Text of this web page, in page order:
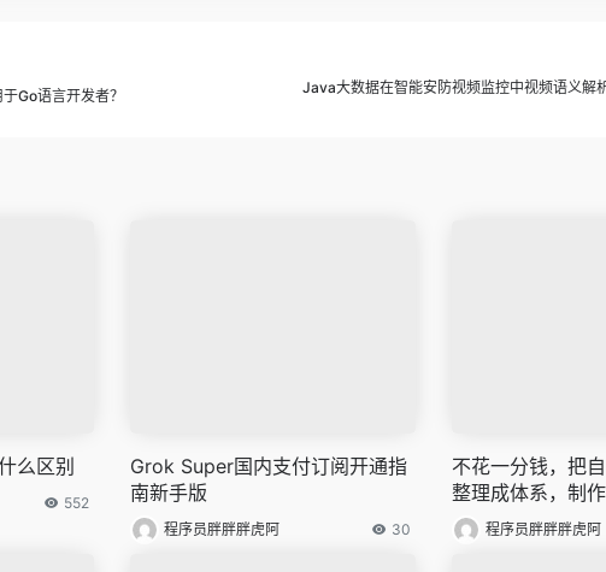
Go语言开发者？ Java大数据在智能安防视频监控中视频语义解
么区别
552
Grok Super国内支付订阅开通指
南新手版
程序员胖胖胖虎阿 30
不花一分钱，把
整理成体系，制
程序员胖胖胖虎阿